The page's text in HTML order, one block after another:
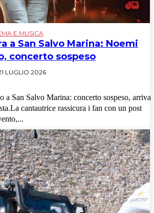
E MUSICA
a San Salvo Marina: Noemi
concerto sospeso
LUGLIO 2026
a San Salvo Marina: concerto sospeso, arriva
cantautrice rassicura i fan con un post